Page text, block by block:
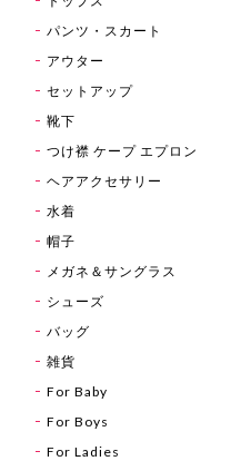
パンツ・スカート
アウター
セットアップ
靴下
つけ襟 ケープ エプロン
ヘアアクセサリー
水着
帽子
メガネ＆サングラス
シューズ
バッグ
雑貨
For Baby
For Boys
For Ladies